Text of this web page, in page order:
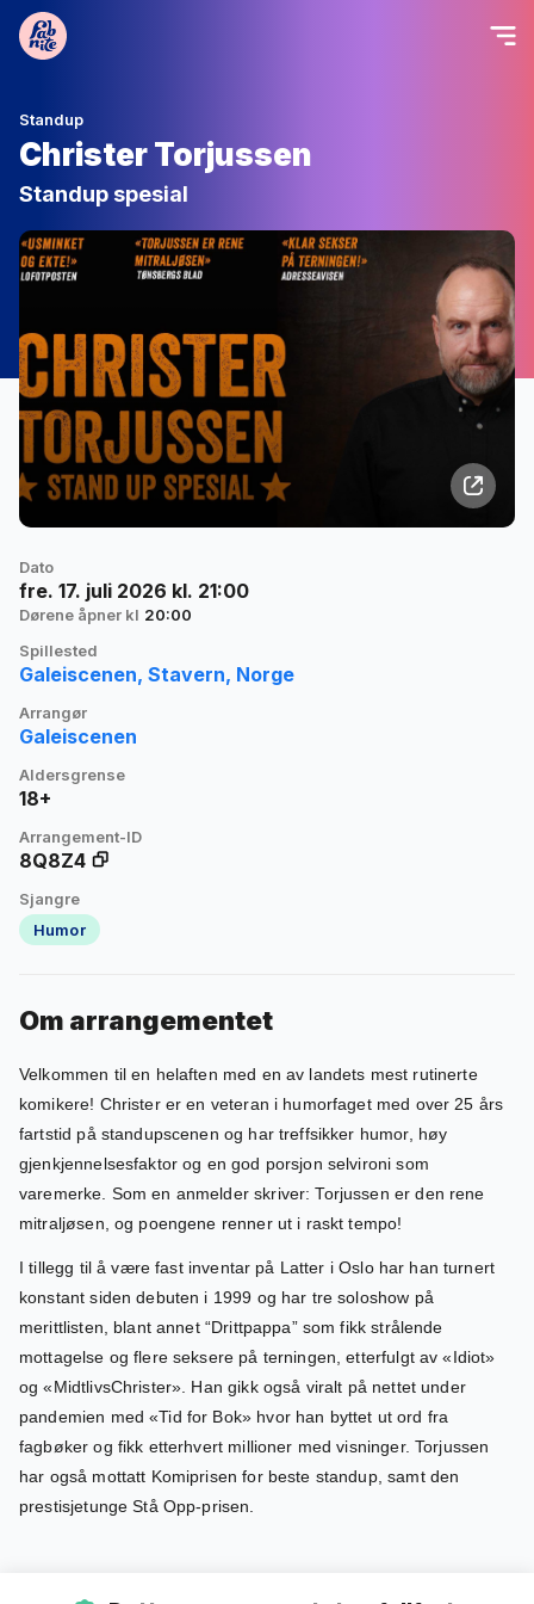
Standup
Christer Torjussen
Standup spesial
Dato
fre. 17. juli 2026 kl. 21:00
Dørene åpner kl 20:00
Spillested
Galeiscenen, Stavern, Norge
Arrangør
Galeiscenen
Aldersgrense
18+
Arrangement-ID
8Q8Z4
Sjangre
Humor
Om arrangementet
Velkommen til en helaften med en av landets mest rutinerte
komikere! Christer er en veteran i humorfaget med over 25 års
fartstid på standupscenen og har treffsikker humor, høy
gjenkjennelsesfaktor og en god porsjon selvironi som
varemerke. Som en anmelder skriver: Torjussen er den rene
mitraljøsen, og poengene renner ut i raskt tempo!
I tillegg til å være fast inventar på Latter i Oslo har han turnert
konstant siden debuten i 1999 og har tre soloshow på
merittlisten, blant annet “Drittpappa” som fikk strålende
mottagelse og flere seksere på terningen, etterfulgt av «Idiot»
og «MidtlivsChrister». Han gikk også viralt på nettet under
pandemien med «Tid for Bok» hvor han byttet ut ord fra
fagbøker og fikk etterhvert millioner med visninger. Torjussen
har også mottatt Komiprisen for beste standup, samt den
prestisjetunge Stå Opp-prisen.